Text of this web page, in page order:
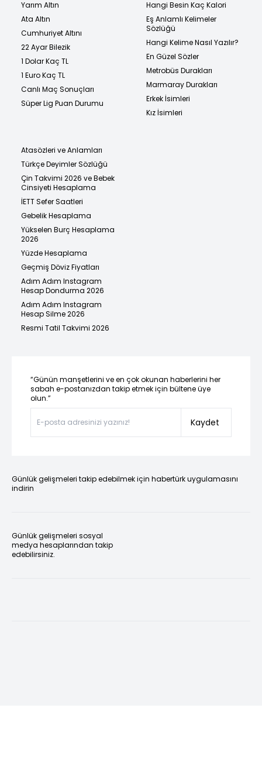
Yarım Altın
Ata Altın
Cumhuriyet Altını
22 Ayar Bilezik
1 Dolar Kaç TL
1 Euro Kaç TL
Canlı Maç Sonuçları
Süper Lig Puan Durumu
Hangi Besin Kaç Kalori
Eş Anlamlı Kelimeler
Sözlüğü
Hangi Kelime Nasıl Yazılır?
En Güzel Sözler
Metrobüs Durakları
Marmaray Durakları
Erkek İsimleri
Kız İsimleri
Atasözleri ve Anlamları
Türkçe Deyimler Sözlüğü
Çin Takvimi 2026 ve Bebek
Cinsiyeti Hesaplama
İETT Sefer Saatleri
Gebelik Hesaplama
Yükselen Burç Hesaplama
2026
Yüzde Hesaplama
Geçmiş Döviz Fiyatları
Adım Adım Instagram
Hesap Dondurma 2026
Adım Adım Instagram
Hesap Silme 2026
Resmi Tatil Takvimi 2026
“Günün manşetlerini ve en çok okunan haberlerini her
sabah e-postanızdan takip etmek için bültene üye
olun.”
Kaydet
Günlük gelişmeleri takip edebilmek için habertürk uygulamasını
indirin
Günlük gelişmeleri sosyal
medya hesaplarından takip
edebilirsiniz.